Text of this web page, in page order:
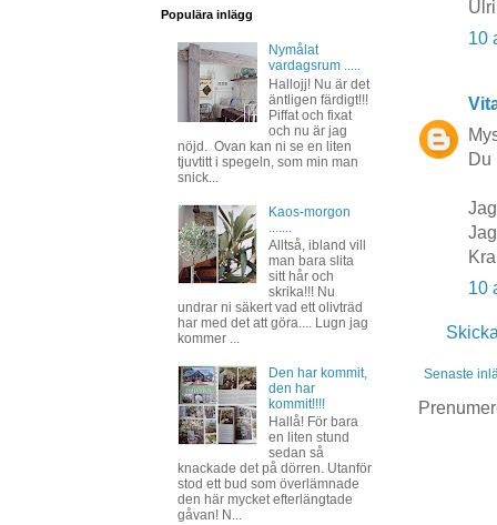
10
Du
10
Senaste
Populära inlägg
Nymålat
vardagsrum .....
Hallojj! Nu är det
äntligen färdigt!!!
Piffat och fixat
och nu är jag
nöjd. Ovan kan ni se en liten
tjuvtitt i spegeln, som min man
snick...
Kaos-morgon
Alltså, ibland vill
man bara slita
sitt hår och
skrika!!! Nu
undrar ni säkert vad ett olivträd
har med det att göra.... Lugn jag
kommer ...
Den har kommit,
den har
kommit!!!!
Hallå! För bara
en liten stund
sedan så
knackade det på dörren. Utanför
stod ett bud som överlämnade
den här mycket efterlängtade
gåvan! N...